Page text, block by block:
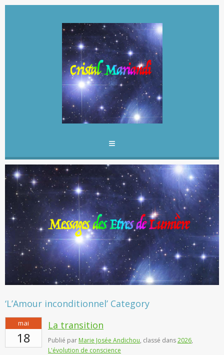
‘L’Amour inconditionnel’ Category
mai
18
La transition
Publié par Marie Josée Andichou, classé dans2026,
L'évolution de conscience